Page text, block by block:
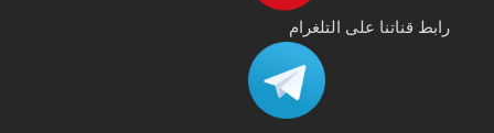
رابط قناتنا على التلغرام